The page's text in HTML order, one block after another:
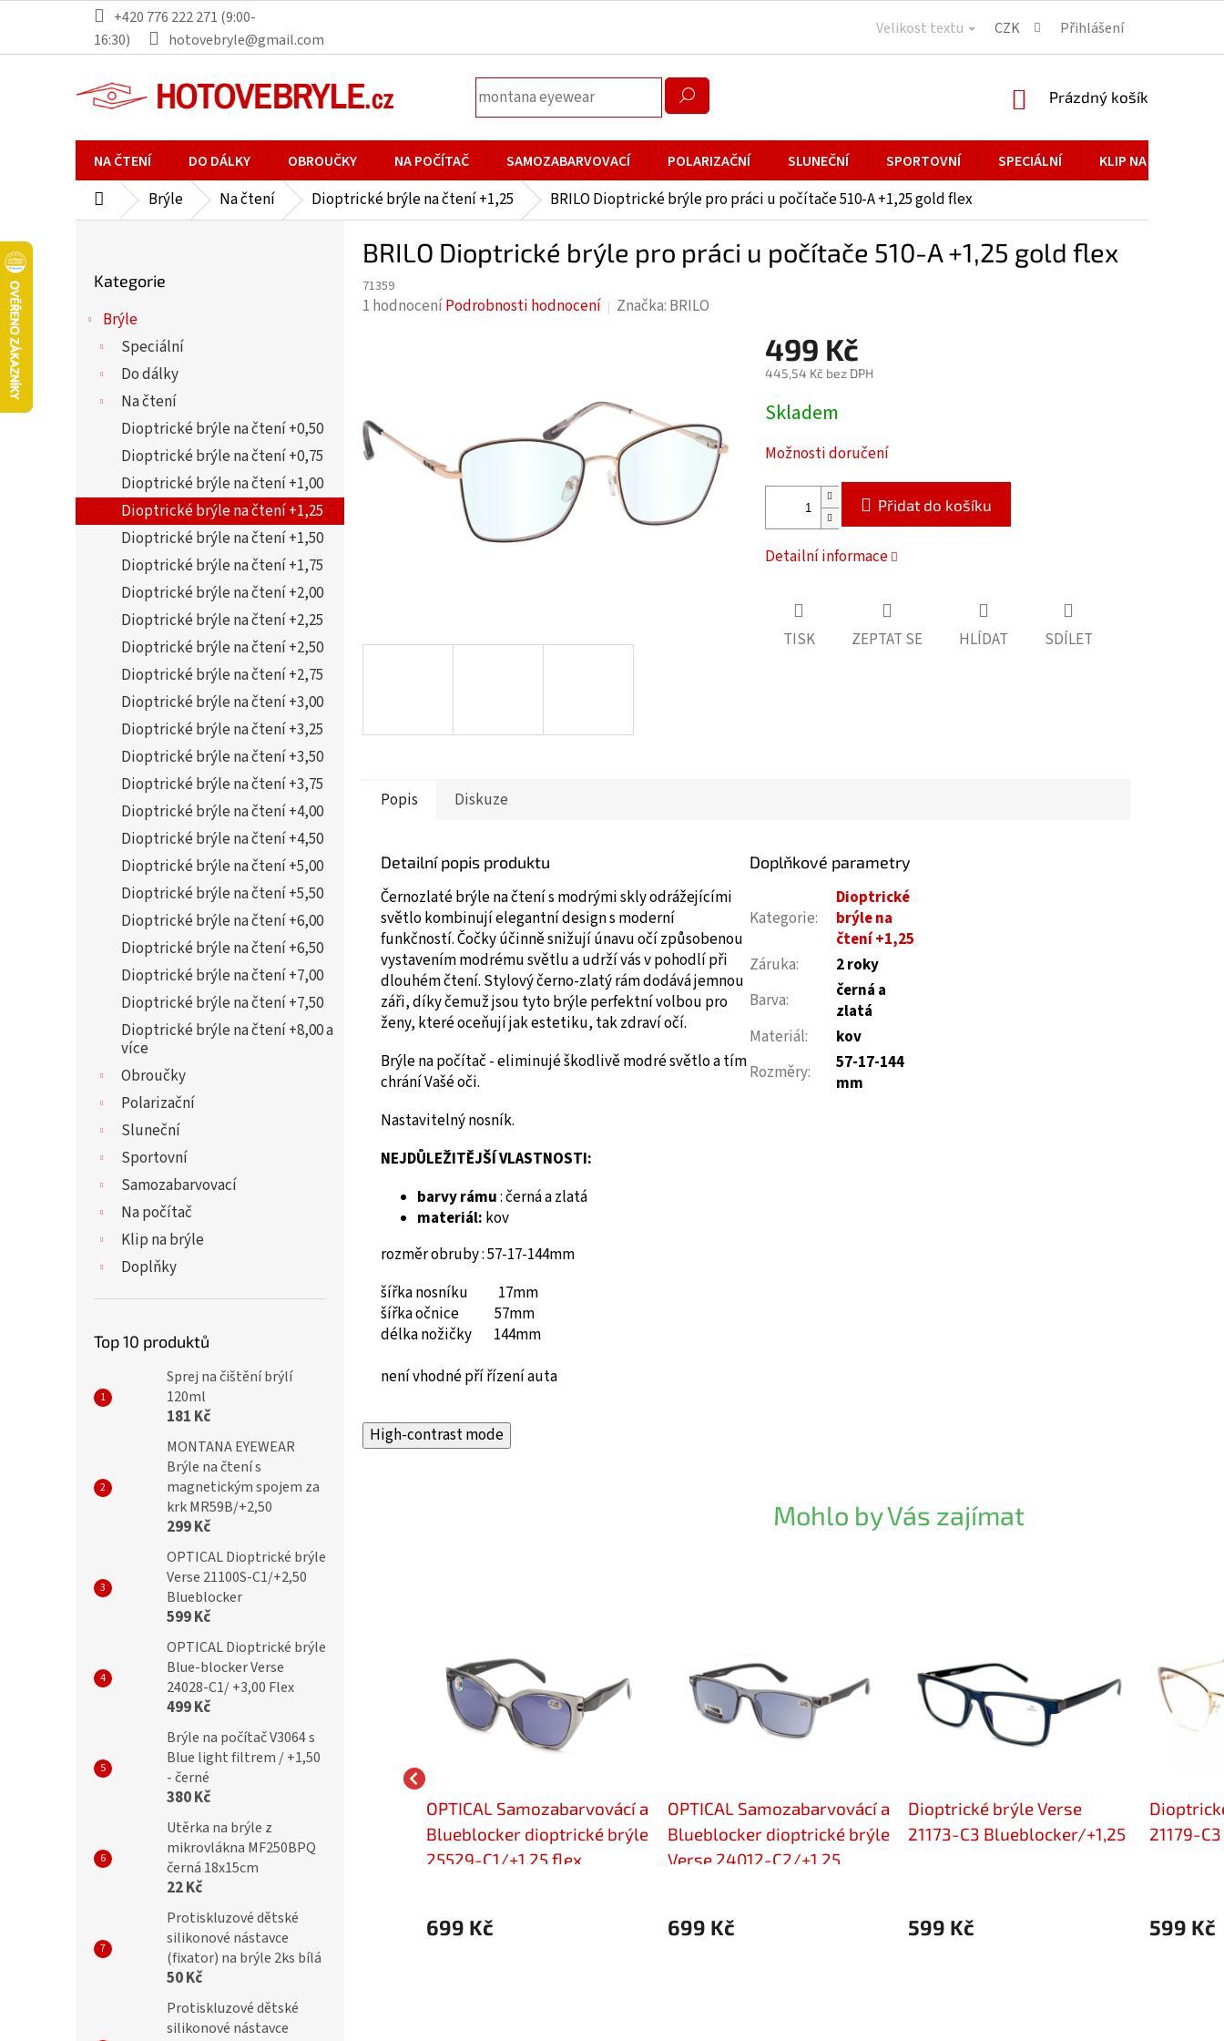
obsah
+420 776 222 271 (9:00-
16:30)
hotovebryle@gmail.com
Velikost textu CZK Přihlášení
NÁKUPNÍ
Prázdný košík
NA ČTENÍ DO DÁLKY OBROUČKY NA POČÍTAČ SAMOZABARVOVACÍ POLARIZAČNÍ SLUNEČNÍ SPORTOVNÍ SPECIÁLNÍ KLIP NA BRÝLE
DomůBrýle Na čtení Dioptrické brýle na čtení +1,25 BRILO Dioptrické brýle pro práci u počítače 510-A +1,25 gold flex
e
l
kategorie
Kategorie
Brýle
Speciální
Do dálky
Na čtení
Dioptrické brýle na čtení +0,50
Dioptrické brýle na čtení +0,75
Dioptrické brýle na čtení +1,00
Dioptrické brýle na čtení +1,25
Dioptrické brýle na čtení +1,50
Dioptrické brýle na čtení +1,75
Dioptrické brýle na čtení +2,00
Dioptrické brýle na čtení +2,25
Dioptrické brýle na čtení +2,50
Dioptrické brýle na čtení +2,75
Dioptrické brýle na čtení +3,00
Dioptrické brýle na čtení +3,25
Dioptrické brýle na čtení +3,50
Dioptrické brýle na čtení +3,75
Dioptrické brýle na čtení +4,00
Dioptrické brýle na čtení +4,50
Dioptrické brýle na čtení +5,00
Dioptrické brýle na čtení +5,50
Dioptrické brýle na čtení +6,00
Dioptrické brýle na čtení +6,50
Dioptrické brýle na čtení +7,00
Dioptrické brýle na čtení +7,50
Dioptrické brýle na čtení +8,00 a
více
Obroučky
Polarizační
Sluneční
Sportovní
Samozabarvovací
Na počítač
Klip na brýle
Doplňky
Top 10 produktů
Sprej na čištění brýlí
120ml
181 Kč
MONTANA EYEWEAR
Brýle na čtení s
magnetickým spojem za
krk MR59B/+2,50
299 Kč
OPTICAL Dioptrické brýle
Verse 21100S-C1/+2,50
Blueblocker
599 Kč
OPTICAL Dioptrické brýle
Blue-blocker Verse
24028-C1/ +3,00 Flex
499 Kč
Brýle na počítač V3064 s
Blue light filtrem / +1,50
- černé
380 Kč
Utěrka na brýle z
mikrovlákna MF250BPQ
černá 18x15cm
22 Kč
Protiskluzové dětské
silikonové nástavce
(fixator) na brýle 2ks bílá
50 Kč
Protiskluzové dětské
silikonové nástavce
BRILO Dioptrické brýle pro práci u počítače 510-A +1,25 gold flex
71359
Průměrné
5
hvězdiček.
1 hodnoceníPodrobnosti hodnocení Značka: BRILO
499 Kč
445,54 Kč bez DPH
Měrná
cena:
Skladem
Možnosti doručení
Přidat do košíku
Detailní informace
TISK ZEPTAT SE HLÍDAT SDÍLET
Popis Diskuze
Detailní popis produktu
Černozlaté brýle na čtení s modrými skly odrážejícími
světlo kombinují elegantní design s moderní
funkčností. Čočky účinně snižují únavu očí způsobenou
vystavením modrému světlu a udrží vás v pohodlí při
dlouhém čtení. Stylový černo-zlatý rám dodává jemnou
záři, díky čemuž jsou tyto brýle perfektní volbou pro
ženy, které oceňují jak estetiku, tak zdraví očí.
Brýle na počítač - eliminujé škodlivě modré světlo a tím
chrání Vašé oči.
Nastavitelný nosník.
NEJDŮLEŽITĚJŠÍ VLASTNOSTI:
barvy rámu:černá a zlatá
materiál: kov
rozměr obruby : 57-17-144mm
šířka nosníku 17mm
šířka očnice 57mm
délka nožičky 144mm
není vhodné pří řízení auta
Doplňkové parametry
Kategorie:
Dioptrické
brýle na
čtení +1,25
Záruka:
2 roky
Barva:
černá a
zlatá
Materiál:
kov
Rozměry:
57-17-144
mm
High-contrast mode
Mohlo by Vás zajímat
OPTICAL Dioptrické brýle
Verse 21100S-C1/+1,25
Blueblocker
599 Kč
OPTICAL Samozabarvovácí a
Blueblocker dioptrické brýle
25529-C1/+1,25 flex
699 Kč
OPTICAL Samozabarvovácí a
Blueblocker dioptrické brýle
Verse 24012-C2/+1,25
699 Kč
Dioptrické brýle Verse
21173-C3 Blueblocker/+1,25
599 Kč
21179-
599 Kč